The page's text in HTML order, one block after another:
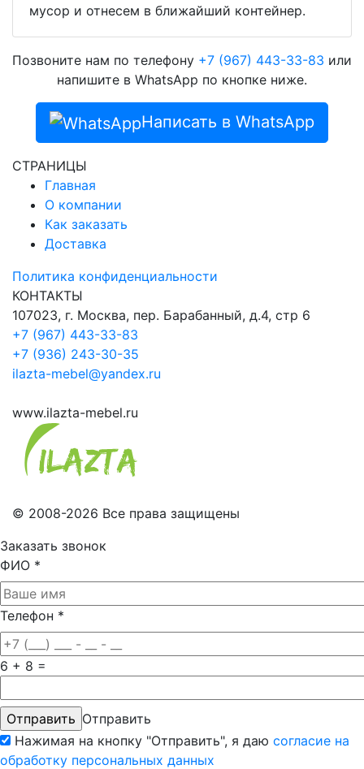
мусор и отнесем в ближайший контейнер.
Позвоните нам по телефону +7 (967) 443-33-83 или
напишите в WhatsApp по кнопке ниже.
Написать в WhatsApp
СТРАНИЦЫ
Главная
О компании
Как заказать
Доставка
Политика конфиденциальности
КОНТАКТЫ
107023, г. Москва, пер. Барабанный, д.4, стр 6
+7 (967) 443-33-83
+7 (936) 243-30-35
ilazta-mebel@yandex.ru
www.ilazta-mebel.ru
© 2008-2026 Все права защищены
Заказать звонок
ФИО *
Телефон *
6 + 8 =
Отправить
Нажимая на кнопку "Отправить", я даю согласие на
обработку персональных данных